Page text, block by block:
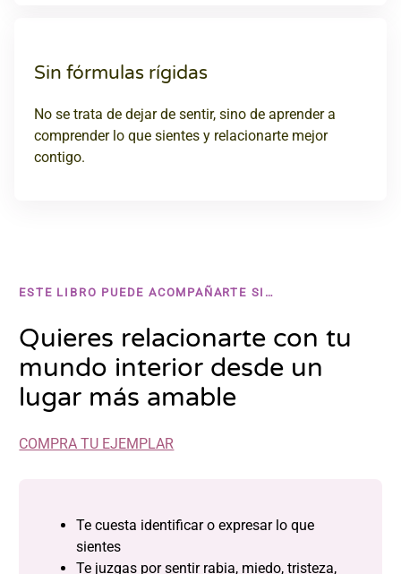
Sin fórmulas rígidas
No se trata de dejar de sentir, sino de aprender a
comprender lo que sientes y relacionarte mejor
contigo.
ESTE LIBRO PUEDE ACOMPAÑARTE SI…
Quieres relacionarte con tu
mundo interior desde un
lugar más amable
COMPRA TU EJEMPLAR
Te cuesta identificar o expresar lo que
sientes
Te juzgas por sentir rabia, miedo, tristeza,